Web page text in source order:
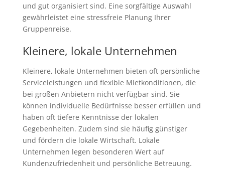
und gut organisiert sind. Eine sorgfältige Auswahl
gewährleistet eine stressfreie Planung Ihrer
Gruppenreise.
Kleinere, lokale Unternehmen
Kleinere, lokale Unternehmen bieten oft persönliche
Serviceleistungen und flexible Mietkonditionen, die
bei großen Anbietern nicht verfügbar sind. Sie
können individuelle Bedürfnisse besser erfüllen und
haben oft tiefere Kenntnisse der lokalen
Gegebenheiten. Zudem sind sie häufig günstiger
und fördern die lokale Wirtschaft. Lokale
Unternehmen legen besonderen Wert auf
Kundenzufriedenheit und persönliche Betreuung.